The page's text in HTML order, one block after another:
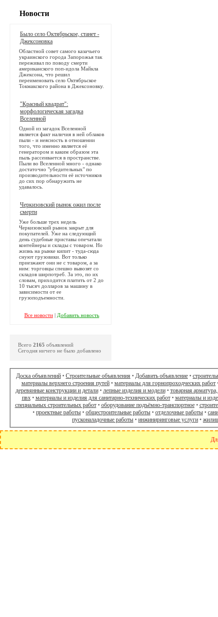
Новости
Было село Октябрьское, станет -
Джексоновка
Областной совет самого казачьего
украинского города Запорожья так
переживал по поводу смерти
американского поп-идола Майкла
Джексона, что решил
переименовать село Октябрьское
Токмакского района в Джексоновку.
"Красный квадрат":
морфологическая загадка
Вселенной
Одной из загадок Вселенной
является факт наличия в ней облаков
пыли - и неясность в отношении
того, что именно является её
генератором и каким образом эта
пыль рассеивается в пространстве.
Пыли во Вселенной много - однако
достаточно "убедительных" по
производительности её источников
до сих пор обнаружить не
удавалось.
Черкизовский рынок ожил после
смерти
Уже больше трех недель
Черкизовский рынок закрыт для
покупателей. Уже на следующий
день судебные приставы опечатали
контейнеры и склады с товаром. Но
жизнь на рынке кипит - туда-сюда
снуют грузовики. Вот только
приезжают они не с товаром, а за
ним: торговцы спешно вывозят со
складов ширпотреб. За это, по их
словам, приходится платить от 2 до
10 тысяч долларов за машину в
зависимости от ее
грузоподъемности.
Все новости| Добавить новость
Всего 2165 объявлений
Сегодня ничего не было добавлено
Доска объявлений • Строительные объявления • Добавить объявление •
материалы верхнего строения путей • материалы для горнопроходческих работ
деревянные конструкции и детали• лепные изделия и модели• товарная
пвх• материалы и изделия для санитарно-технических работ• материалы и
специальных строительных работ• оборудование подъёмно-транспортное•
• проектные работы • общестроительные работы • отделочные работы •
пусконаладочные работы • инжиниринговые услуги •